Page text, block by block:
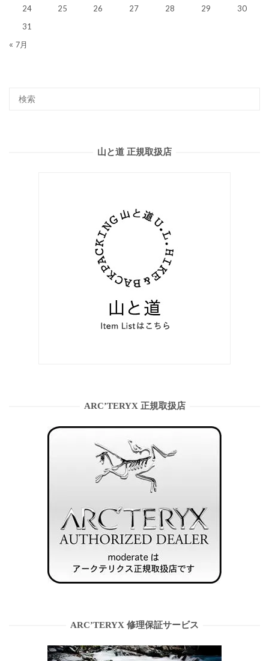
24 25 26 27 28 29
30
31
« 7月
山と道 正規取扱店
ARC’TERYX 正規取扱店
ARC’TERYX 修理保証サービス